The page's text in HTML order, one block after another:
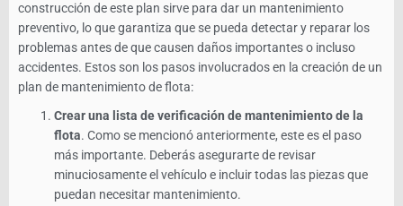
construcción de este plan sirve para dar un mantenimiento
preventivo, lo que garantiza que se pueda detectar y reparar los
problemas antes de que causen daños importantes o incluso
accidentes. Estos son los pasos involucrados en la creación de un
plan de mantenimiento de flota:
Crear una lista de verificación de mantenimiento de la
flota. Como se mencionó anteriormente, este es el paso
más importante. Deberás asegurarte de revisar
minuciosamente el vehículo e incluir todas las piezas que
puedan necesitar mantenimiento.